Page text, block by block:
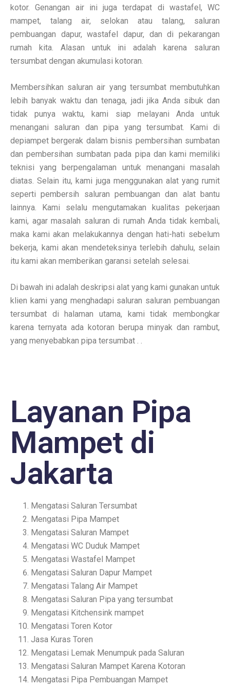
kotor. Genangan air ini juga terdapat di wastafel, WC
mampet, talang air, selokan atau talang, saluran
pembuangan dapur, wastafel dapur, dan di pekarangan
rumah kita. Alasan untuk ini adalah karena saluran
tersumbat dengan akumulasi kotoran.
Membersihkan saluran air yang tersumbat membutuhkan
lebih banyak waktu dan tenaga, jadi jika Anda sibuk dan
tidak punya waktu, kami siap melayani Anda untuk
menangani saluran dan pipa yang tersumbat. Kami di
depiampet bergerak dalam bisnis pembersihan sumbatan
dan pembersihan sumbatan pada pipa dan kami memiliki
teknisi yang berpengalaman untuk menangani masalah
diatas. Selain itu, kami juga menggunakan alat yang rumit
seperti pembersih saluran pembuangan dan alat bantu
lainnya. Kami selalu mengutamakan kualitas pekerjaan
kami, agar masalah saluran di rumah Anda tidak kembali,
maka kami akan melakukannya dengan hati-hati sebelum
bekerja, kami akan mendeteksinya terlebih dahulu, selain
itu kami akan memberikan garansi setelah selesai.
Di bawah ini adalah deskripsi alat yang kami gunakan untuk
klien kami yang menghadapi saluran saluran pembuangan
tersumbat di halaman utama, kami tidak membongkar
karena ternyata ada kotoran berupa minyak dan rambut,
yang menyebabkan pipa tersumbat . .
Layanan Pipa
Mampet di
Jakarta
Mengatasi Saluran Tersumbat
Mengatasi Pipa Mampet
Mengatasi Saluran Mampet
Mengatasi WC Duduk Mampet
Mengatasi Wastafel Mampet
Mengatasi Saluran Dapur Mampet
Mengatasi Talang Air Mampet
Mengatasi Saluran Pipa yang tersumbat
Mengatasi Kitchensink mampet
Mengatasi Toren Kotor
Jasa Kuras Toren
Mengatasi Lemak Menumpuk pada Saluran
Mengatasi Saluran Mampet Karena Kotoran
Mengatasi Pipa Pembuangan Mampet